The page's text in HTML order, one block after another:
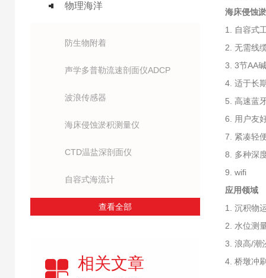
物理海洋
防生物附着
声学多普勒流速剖面仪ADCP
波浪传感器
海床侵蚀淤积测量仪
CTD温盐深剖面仪
自容式海流计
查看全部
相关文章
海床侵蚀
1. 自容式
2. 无需线
3. 3节AA
4. 适于长
5. 高速蓝
6. 用户友
7. 紧凑轻
8. 多种深
9. wifi
应用领域
1. 沉积物
2. 水位测
3. 浪高/潮
4. 桥墩冲